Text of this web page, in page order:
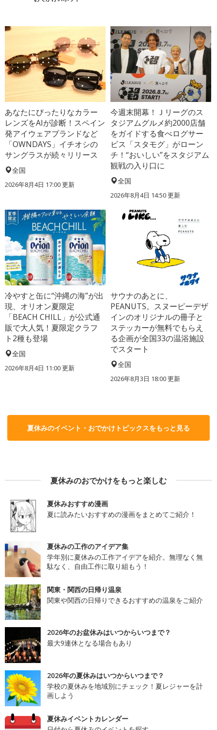
あなたにぴったりなカラー
レンズをAIが診断！スペイン
発アイウェアブランドなど
「OWNDAYS」イチオシの
サングラスが続々リリース
全国
2026年8月4日 17:00更新
今週末開幕！Ｊリーグのス
タジアムグルメ約2000店舗
をガイドする食べログサー
ビス「スタモグ」がローン
チ！“おいしい”をスタジアム
観戦の入り口に
全国
2026年8月4日 14:50更新
冷やすと缶に“沖縄の海”が出
現、オリオン夏限定
「BEACH CHILL」が公式通
販で大人気！夏限定クラフ
ト2種も登場
全国
2026年8月4日 11:00更新
サウナのあとに、
PEANUTS。スヌーピーデザ
インのオリジナルの冊子と
ステッカーが無料でもらえ
る企画が全国33の温浴施設
でスタート
全国
2026年8月3日 18:00更新
夏休みのイベント・おでかけトピックスをもっと見る
夏休みのおでかけをもっと楽しむ
夏休みおすすめ漫画
夏に読みたいおすすめの漫画をまとめてご紹介！
夏休みの工作のアイデア集
学年別に夏休みの工作アイデアを紹介。無理なく無
駄なく、自由工作に取り組もう！
関東・関西の日帰り温泉
関東や関西の日帰りできるおすすめの温泉をご紹介
2026年のお盆休みはいつからいつまで？
最大9連休となる場合もあり
2026年の夏休みはいつからいつまで？
学校の夏休みを地域別にチェック！夏レジャーを計
画しよう
夏休みイベントカレンダー